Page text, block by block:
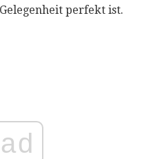
perfekt ist.
ad